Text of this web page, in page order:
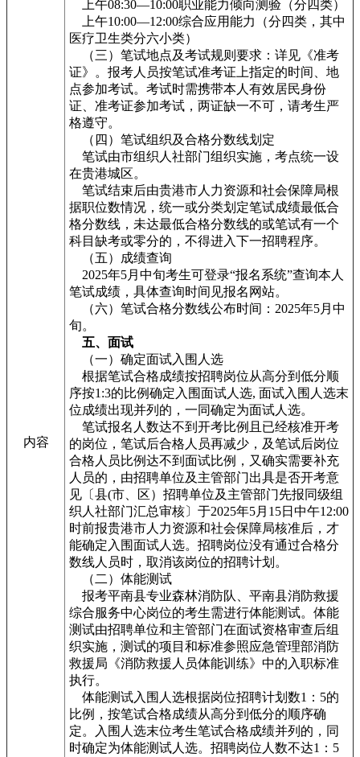
内容
上午08:30—10:00职业能力倾向测验（分四类）
上午10:00—12:00综合应用能力（分四类，其中
医疗卫生类分六小类）
（三）笔试地点及考试规则要求：详见《准考
证》。报考人员按笔试准考证上指定的时间、地
点参加考试。考试时需携带本人有效居民身份
证、准考证参加考试，两证缺一不可，请考生严
格遵守。
（四）笔试组织及合格分数线划定
笔试由市组织人社部门组织实施，考点统一设
在贵港城区。
笔试结束后由贵港市人力资源和社会保障局根
据职位数情况，统一或分类划定笔试成绩最低合
格分数线，未达最低合格分数线的或笔试有一个
科目缺考或零分的，不得进入下一招聘程序。
（五）成绩查询
2025年5月中旬考生可登录“报名系统”查询本人
笔试成绩，具体查询时间见报名网站。
（六）笔试合格分数线公布时间：2025年5月中
旬。
五、面试
（一）确定面试入围人选
根据笔试合格成绩按招聘岗位从高分到低分顺
序按1:3的比例确定入围面试人选, 面试入围人选末
位成绩出现并列的，一同确定为面试人选。
笔试报名人数达不到开考比例且已经核准开考
的岗位，笔试后合格人员再减少，及笔试后岗位
合格人员比例达不到面试比例，又确实需要补充
人员的，由招聘单位及主管部门出具是否开考意
见〔县(市、区）招聘单位及主管部门先报同级组
织人社部门汇总审核〕于2025年5月15日中午12:00
时前报贵港市人力资源和社会保障局核准后，才
能确定入围面试人选。招聘岗位没有通过合格分
数线人员时，取消该岗位的招聘计划。
（二）体能测试
报考平南县专业森林消防队、平南县消防救援
综合服务中心岗位的考生需进行体能测试。体能
测试由招聘单位和主管部门在面试资格审查后组
织实施，测试的项目和标准参照应急管理部消防
救援局《消防救援人员体能训练》中的入职标准
执行。
体能测试入围人选根据岗位招聘计划数1：5的
比例，按笔试合格成绩从高分到低分的顺序确
定。入围人选末位考生笔试合格成绩并列的，同
时确定为体能测试人选。招聘岗位人数不达1：5